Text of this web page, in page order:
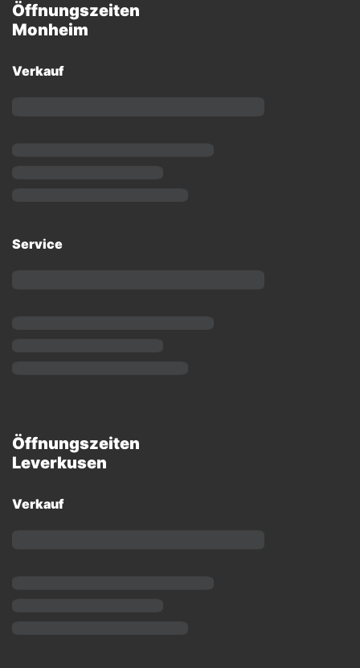
Öffnungszeiten
Monheim
Verkauf
Service
Öffnungszeiten
Leverkusen
Verkauf